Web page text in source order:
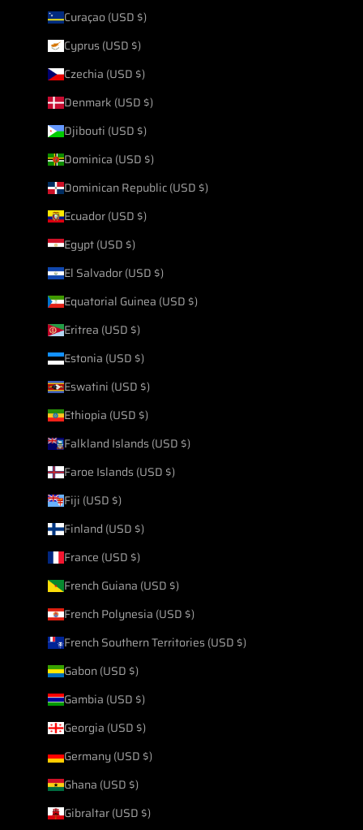
Curaçao (USD $)
Cyprus (USD $)
Czechia (USD $)
Denmark (USD $)
Djibouti (USD $)
Dominica (USD $)
Dominican Republic (USD $)
Ecuador (USD $)
Egypt (USD $)
El Salvador (USD $)
Equatorial Guinea (USD $)
Eritrea (USD $)
Estonia (USD $)
Eswatini (USD $)
Ethiopia (USD $)
Falkland Islands (USD $)
Faroe Islands (USD $)
Fiji (USD $)
Finland (USD $)
France (USD $)
French Guiana (USD $)
French Polynesia (USD $)
French Southern Territories (USD $)
Gabon (USD $)
Gambia (USD $)
Georgia (USD $)
Germany (USD $)
Ghana (USD $)
Gibraltar (USD $)